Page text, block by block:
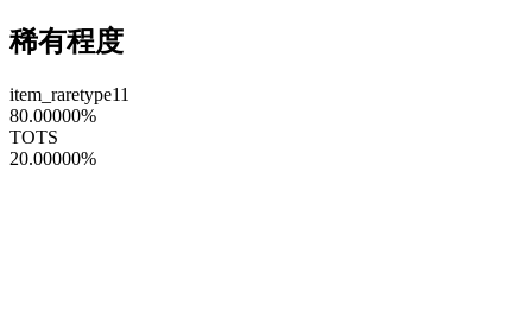
稀有程度
item_raretype11
80.00000%
TOTS
20.00000%